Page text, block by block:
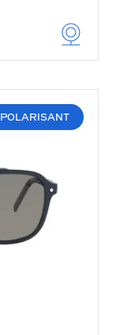
POLARISANT